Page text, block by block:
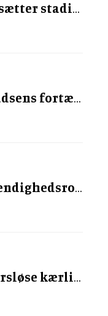
stadig spot på vores afmagt
Ny bog samler Peter Madsens fortællinger om
tak!
synges om og tros på